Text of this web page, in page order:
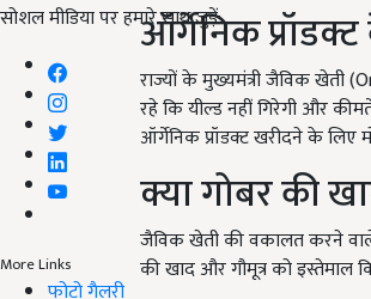
सोशल मीडिया पर हमारे साथ जुड़ें:
More Links
फोटो गैलरी
ऑर्गेनिक
राज्यों के मुख्यमंत्री जैविक खेती
रहे कि यील्ड नहीं गिरेगी और
ऑर्गेनिक प्रॉडक्ट खरीदने के लिए
क्या गोबर की
जैविक खेती की वकालत करने
की खाद और गौमूत्र को इस्तेमाल